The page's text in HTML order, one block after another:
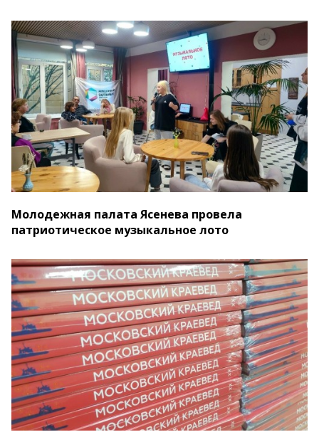
Молодежная палата Ясенева провела
патриотическое музыкальное лото